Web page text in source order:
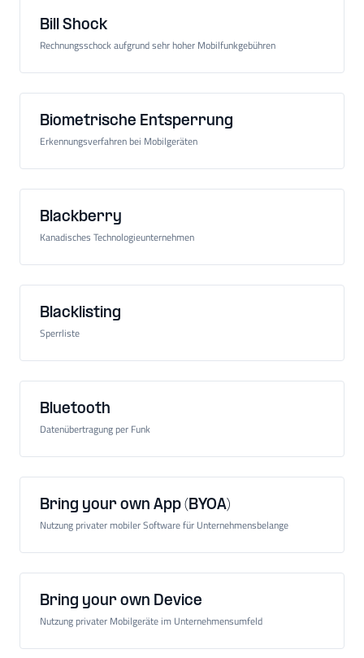
Bill Shock
Rechnungsschock aufgrund sehr hoher Mobilfunkgebühren
Biometrische Entsperrung
Erkennungsverfahren bei Mobilgeräten
Blackberry
Kanadisches Technologieunternehmen
Blacklisting
Sperrliste
Bluetooth
Datenübertragung per Funk
Bring your own App (BYOA)
Nutzung privater mobiler Software für Unternehmensbelange
Bring your own Device
Nutzung privater Mobilgeräte im Unternehmensumfeld